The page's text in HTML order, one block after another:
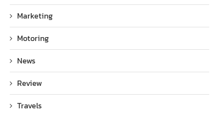
Marketing
Motoring
News
Review
Travels